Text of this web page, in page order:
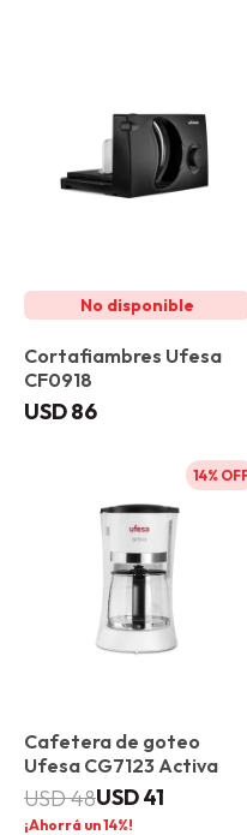
Cortafiambres Ufesa
CF0918
USD86
14
Cafetera de goteo
Ufesa CG7123 Activa
USD41
USD48
14